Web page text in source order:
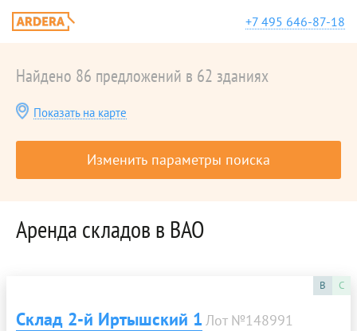
+7 495 646-87-18
Найдено 86 предложений в 62 зданиях
Показать на карте
Изменить параметры поиска
Аренда складов в ВАО
B C
Склад 2-й Иртышский 1 Лот №148991